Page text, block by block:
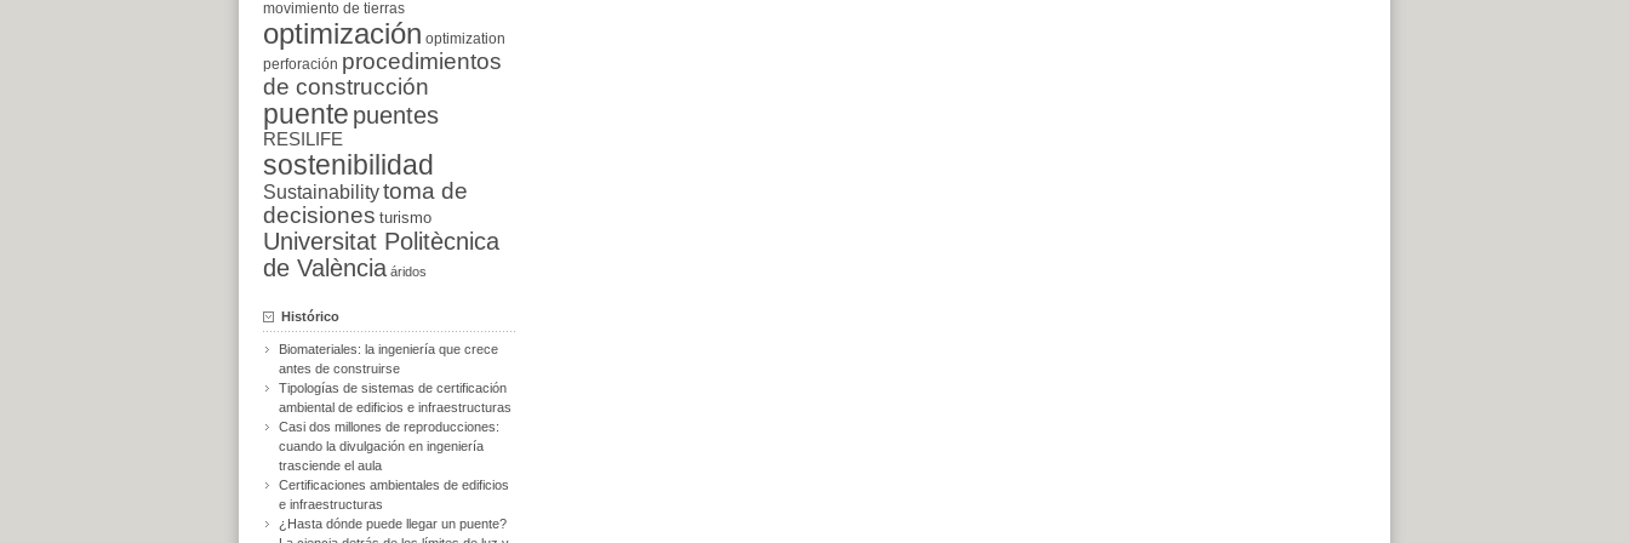
movimiento de tierras
optimización optimization
perforación procedimientos
de construcción
puente puentes
RESILIFE
sostenibilidad
Sustainabilitytoma de
decisiones turismo
Universitat Politècnica
de València áridos
Histórico
Biomateriales: la ingeniería que crece
antes de construirse
Tipologías de sistemas de certificación
ambiental de edificios e infraestructuras
Casi dos millones de reproducciones:
cuando la divulgación en ingeniería
trasciende el aula
Certificaciones ambientales de edificios
e infraestructuras
¿Hasta dónde puede llegar un puente?